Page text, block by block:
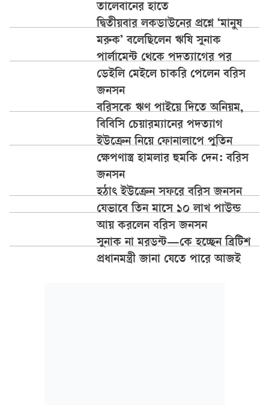
তালেবানের হাতে
দ্বিতীয়বার লকডাউনের প্রশ্নে ‘মানুষ
মরুক’ বলেছিলেন ঋষি সুনাক
পার্লামেন্ট থেকে পদত্যাগের পর
ডেইলি মেইলে চাকরি পেলেন বরিস
জনসন
বরিসকে ঋণ পাইয়ে দিতে অনিয়ম,
বিবিসি চেয়ারম্যানের পদত্যাগ
ইউক্রেন নিয়ে ফোনালাপে পুতিন
ক্ষেপণাস্ত্র হামলার হুমকি দেন: বরিস
জনসন
হঠাৎ ইউক্রেন সফরে বরিস জনসন
যেভাবে তিন মাসে ১০ লাখ পাউন্ড
আয় করলেন বরিস জনসন
সুনাক না মরডন্ট—কে হচ্ছেন ব্রিটিশ
প্রধানমন্ত্রী জানা যেতে পারে আজই